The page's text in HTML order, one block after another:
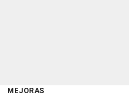
MEJORAS